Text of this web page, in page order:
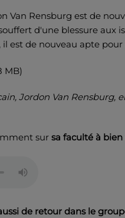
Van Rensburg est de
d'une blessure aux
il est de nouveau apte
Jordon Van Rensburg,
sur sa faculté à
de retour dans le